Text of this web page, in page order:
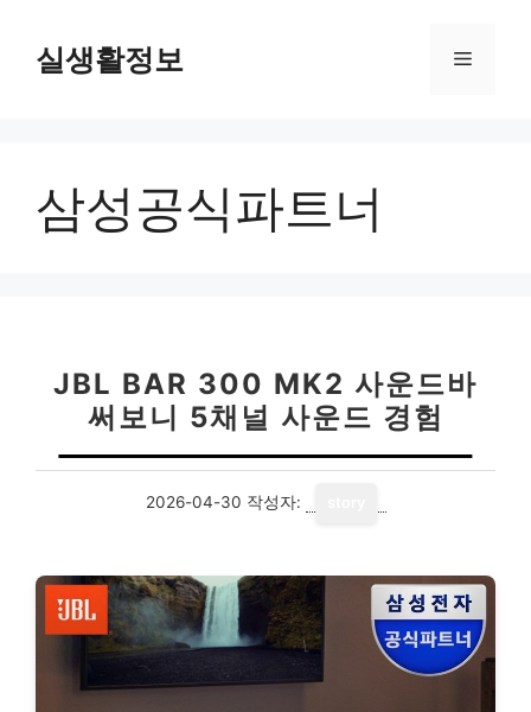
실생활정보 메
삼성공식파트너
JBL BAR 300 MK2 사운드바
써보니 5채널 사운드 경험
2026-04-30 작성자: